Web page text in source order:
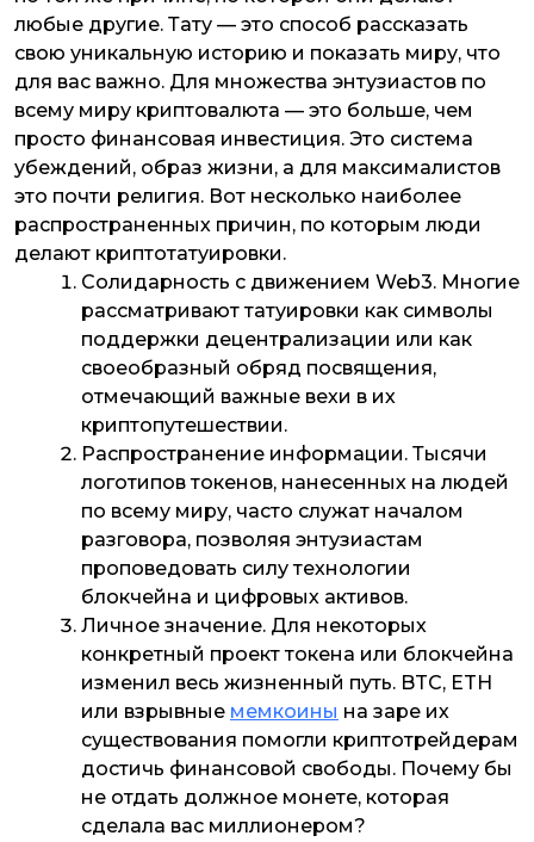
любые другие. Тату — это способ рассказать
свою уникальную историю и показать миру, что
для вас важно. Для множества энтузиастов по
всему миру криптовалюта — это больше, чем
просто финансовая инвестиция. Это система
убеждений, образ жизни, а для максималистов
это почти религия. Вот несколько наиболее
распространенных причин, по которым люди
делают криптотатуировки.
Солидарность с движением Web3. Многие
рассматривают татуировки как символы
поддержки децентрализации или как
своеобразный обряд посвящения,
отмечающий важные вехи в их
криптопутешествии.
Распространение информации. Тысячи
логотипов токенов, нанесенных на людей
по всему миру, часто служат началом
разговора, позволяя энтузиастам
проповедовать силу технологии
блокчейна и цифровых активов.
Личное значение. Для некоторых
конкретный проект токена или блокчейна
изменил весь жизненный путь. BTC, ETH
или взрывные мемкоины на заре их
существования помогли криптотрейдерам
достичь финансовой свободы. Почему бы
не отдать должное монете, которая
сделала вас миллионером?